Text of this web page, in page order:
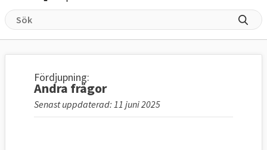
Fördjupning:
Andra frågor
Senast uppdaterad: 11 juni 2025